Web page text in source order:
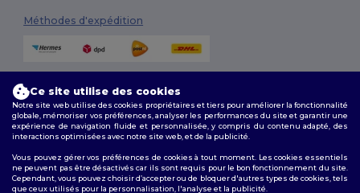
Méthodes d'expédition
Suivez-nous
Ce site utilise des cookies
Notre site web utilise des cookies propriétaires et tiers pour améliorer la fonctionnalité
globale, mémoriser vos préférences, analyser les performances du site et garantir une
expérience de navigation fluide et personnalisée, y compris du contenu adapté, des
interactions optimisées avec notre site web, et de la publicité.
Vous pouvez gérer vos préférences de cookies à tout moment. Les cookies essentiels
ne peuvent pas être désactivés car ils sont requis pour le bon fonctionnement du site.
Cependant, vous pouvez choisir d’accepter ou de bloquer d'autres types de cookies, tels
que ceux utilisés pour la personnalisation, l'analyse et la publicité.